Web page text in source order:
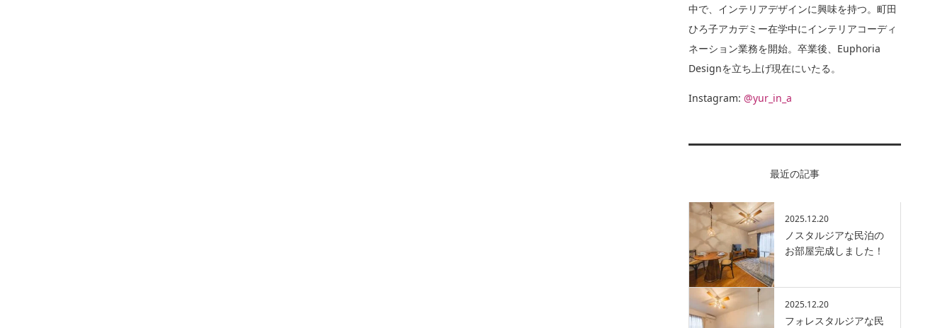
中で、インテリアデザインに興味を持つ。町田
ひろ子アカデミー在学中にインテリアコーディ
ネーション業務を開始。卒業後、Euphoria
Designを立ち上げ現在にいたる。
Instagram: @yur_in_a
最近の記事
2025.12.20
ノスタルジアな民泊の
お部屋完成しました！
2025.12.20
フォレスタルジアな民